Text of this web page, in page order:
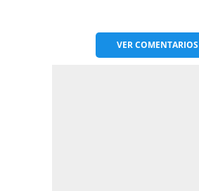
VERCOMENTARIOS